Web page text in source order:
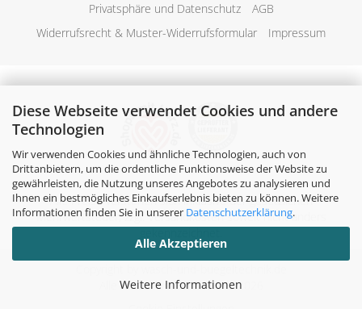
Diese Webseite verwendet Cookies und andere
Technologien
Wir verwenden Cookies und ähnliche Technologien, auch von
Drittanbietern, um die ordentliche Funktionsweise der Website zu
gewährleisten, die Nutzung unseres Angebotes zu analysieren und
Ihnen ein bestmögliches Einkaufserlebnis bieten zu können. Weitere
Informationen finden Sie in unserer Datenschutzerklärung.
Alle Akzeptieren
Weitere Informationen
Privatsphäre und Datenschutz
AGB
Widerrufsrecht & Muster-Widerrufsformular
Impressum
Alle Preise verstehen sich inklusive der gesetzlichen
Mehrwertsteuer, zzgl.Versandkostensoweit nicht anders
Alle Rechte vorbehalten. © 2026